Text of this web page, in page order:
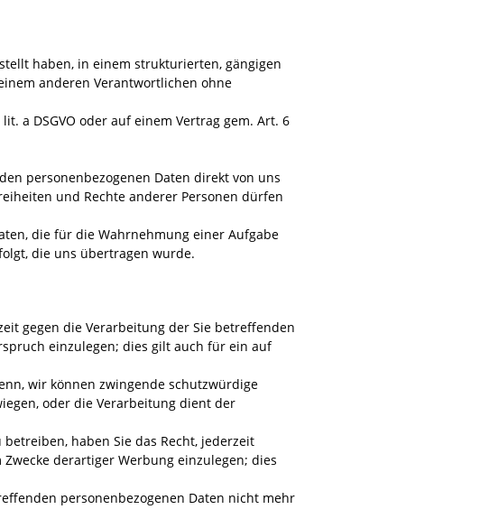
haben, in einem strukturierten, gängigen
anderen Verantwortlichen ohne
a DSGVO oder auf einem Vertrag gem. Art. 6
personenbezogenen Daten direkt von uns
und Rechte anderer Personen dürfen
die für die Wahrnehmung einer Aufgabe
die uns übertragen wurde.
gegen die Verarbeitung der Sie betreffenden
einzulegen; dies gilt auch für ein auf
wir können zwingende schutzwürdige
oder die Verarbeitung dient der
haben Sie das Recht, jederzeit
derartiger Werbung einzulegen; dies
personenbezogenen Daten nicht mehr